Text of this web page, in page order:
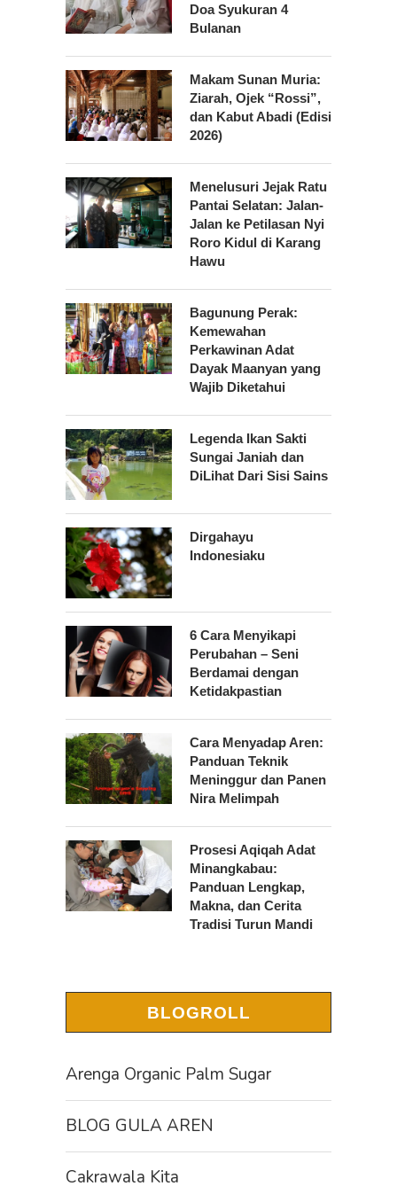
Doa Syukuran 4
Bulanan
Makam Sunan Muria:
Ziarah, Ojek “Rossi”,
dan Kabut Abadi (Edisi
2026)
Menelusuri Jejak Ratu
Pantai Selatan: Jalan-
Jalan ke Petilasan Nyi
Roro Kidul di Karang
Hawu
Bagunung Perak:
Kemewahan
Perkawinan Adat
Dayak Maanyan yang
Wajib Diketahui
Legenda Ikan Sakti
Sungai Janiah dan
DiLihat Dari Sisi Sains
Dirgahayu
Indonesiaku
6 Cara Menyikapi
Perubahan – Seni
Berdamai dengan
Ketidakpastian
Cara Menyadap Aren:
Panduan Teknik
Meninggur dan Panen
Nira Melimpah
Prosesi Aqiqah Adat
Minangkabau:
Panduan Lengkap,
Makna, dan Cerita
Tradisi Turun Mandi
BLOGROLL
Arenga Organic Palm Sugar
BLOG GULA AREN
Cakrawala Kita